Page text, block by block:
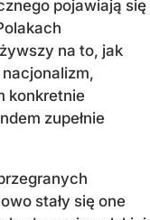
pojawiają się
na to, jak
konkretnie
zupełnie
stały się one